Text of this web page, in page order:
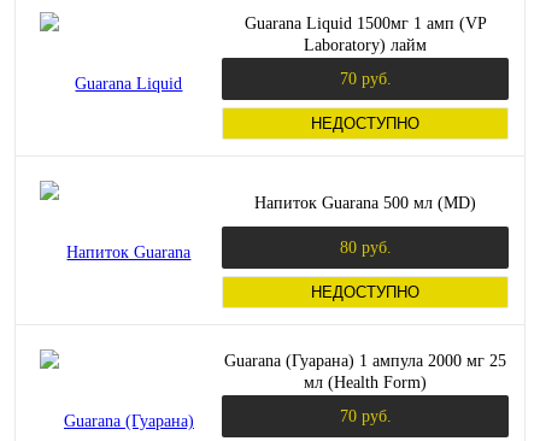
Guarana Liquid 1500мг 1 амп (VP
Laboratory) лайм
70 руб.
НЕДОСТУПНО
Напиток Guarana 500 мл (MD)
80 руб.
НЕДОСТУПНО
Guarana (Гуарана) 1 ампула 2000 мг 25
мл (Health Form)
70 руб.